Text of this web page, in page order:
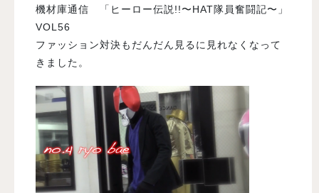
オープンキャンパス
訪問者別メニュー
機材庫通信 「ヒーロー伝説!!〜HAT隊員奮闘記〜」
VOL56
ファッション対決もだんだん見るに見れなくなって
きました。